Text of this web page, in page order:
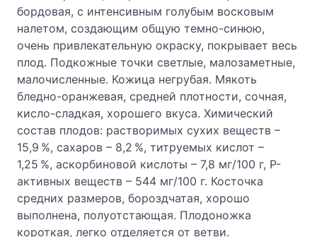
бордовая, с интенсивным голубым восковым
налетом, создающим общую темно-синюю,
очень привлекательную окраску, покрывает весь
плод. Подкожные точки светлые, малозаметные,
малочисленные. Кожица негрубая. Мякоть
бледно-оранжевая, средней плотности, сочная,
кисло-сладкая, хорошего вкуса. Химический
состав плодов: растворимых сухих веществ –
15,9 %, сахаров – 8,2 %, титруемых кислот –
1,25 %, аскорбиновой кислоты – 7,8 мг/100 г, Р-
активных веществ – 544 мг/100 г. Косточка
средних размеров, бороздчатая, хорошо
выполнена, полуотстающая. Плодоножка
короткая, легко отделяется от ветви.